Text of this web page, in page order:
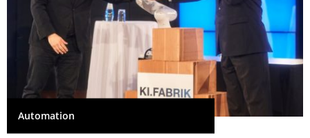
Automation